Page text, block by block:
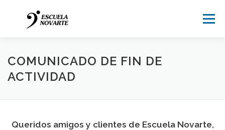
Menú
CONTACTO
COMUNICADO DE FIN DE
ACTIVIDAD
Queridos amigos y clientes de Escuela Novarte,